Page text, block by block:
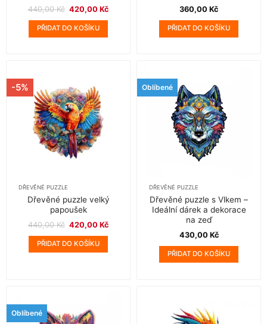
440,00Kč Původní
cena
byla:
440,00 Kč.
420,00KčAktuální
PŘIDAT DO KOŠÍKU
360,00 Kč
PŘIDAT DO KOŠÍKU
-5%
DŘEVĚNÉ PUZZLE
Dřevěné puzzle velký
papoušek
440,00Kč Původní
cena
byla:
440,00 Kč.
420,00KčAktuální
PŘIDAT DO KOŠÍKU
Oblíbené
DŘEVĚNÉ PUZZLE
Dřevěné puzzle s Vlkem –
Ideální dárek a dekorace
na zeď
430,00 Kč
PŘIDAT DO KOŠÍKU
Oblíbené